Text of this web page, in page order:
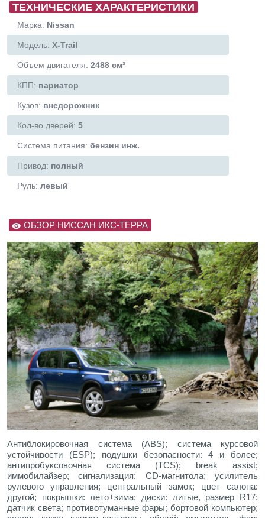
ТЕХНИЧЕСКИЕ ХАРАКТЕРИСТИКИ
Марка: Nissan
Модель: X-Trail
Объем двигателя: 2488 см³
КПП: вариатор
Кузов: внедорожник
Кол-во дверей: 5
Система питания: бензин инж.
Привод: полный
Руль: левый
ОБЗОР НИССАН ИКС-ТЕРРА
Антиблокировочная система (ABS); система курсовой
устойчивости (ESP); подушки безопасности: 4 и более;
антипробуксовочная система (TCS); break assist;
иммобилайзер; сигнализация; CD-магнитола; усилитель
рулевого управления; центральный замок; цвет салона:
другой; покрышки: лето+зима; диски: литые, размер R17;
датчик света; противотуманные фары; бортовой компьютер;